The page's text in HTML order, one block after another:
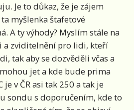
Je to důkaz, že je zájem
myšlenka štafetové
A ty výhody? Myslím stále na
a zviditelnění pro lidi, kteří
tak aby se dozvěděli včas a
jet a kde bude prima
je v ČR asi tak 250 a tak je
sondu s doporučením, kde to